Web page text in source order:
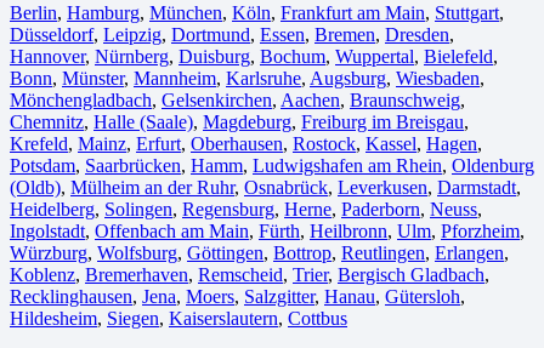
Berlin⁠, Hamburg, München, Köln⁠, Frankfurt am Main, Stuttgart,
Düsseldorf, Leipzig, Dortmund, Essen, Bremen, Dresden,
Hannover, Nürnberg, Duisburg⁠, Bochum, Wuppertal⁠, Bielefeld⁠,
Bonn⁠, Münster⁠, Mannheim, Karlsruhe, Augsburg, Wiesbaden⁠,
Mönchengladbach⁠, Gelsenkirchen⁠, Aachen⁠, Braunschweig,
Chemnitz⁠, Halle (Saale)⁠, Magdeburg, Freiburg im Breisgau⁠,
Krefeld⁠, Mainz⁠, Erfurt, Oberhausen⁠, Rostock⁠, Kassel⁠, Hagen,
Potsdam, Saarbrücken⁠, Hamm, Ludwigshafen am Rhein⁠, Oldenburg
(Oldb), Mülheim an der Ruhr, Osnabrück⁠, Leverkusen, Darmstadt⁠,
Heidelberg, Solingen, Regensburg, Herne⁠, Paderborn, Neuss,
Ingolstadt, Offenbach am Main, Fürth⁠, Heilbronn, Ulm⁠, Pforzheim,
Würzburg, Wolfsburg⁠, Göttingen, Bottrop, Reutlingen, Erlangen⁠,
Koblenz, Bremerhaven⁠, Remscheid, Trier⁠, Bergisch Gladbach,
Recklinghausen, Jena⁠, Moers⁠, Salzgitter⁠, Hanau, Gütersloh,
Hildesheim⁠, Siegen⁠, Kaiserslautern⁠, Cottbus⁠